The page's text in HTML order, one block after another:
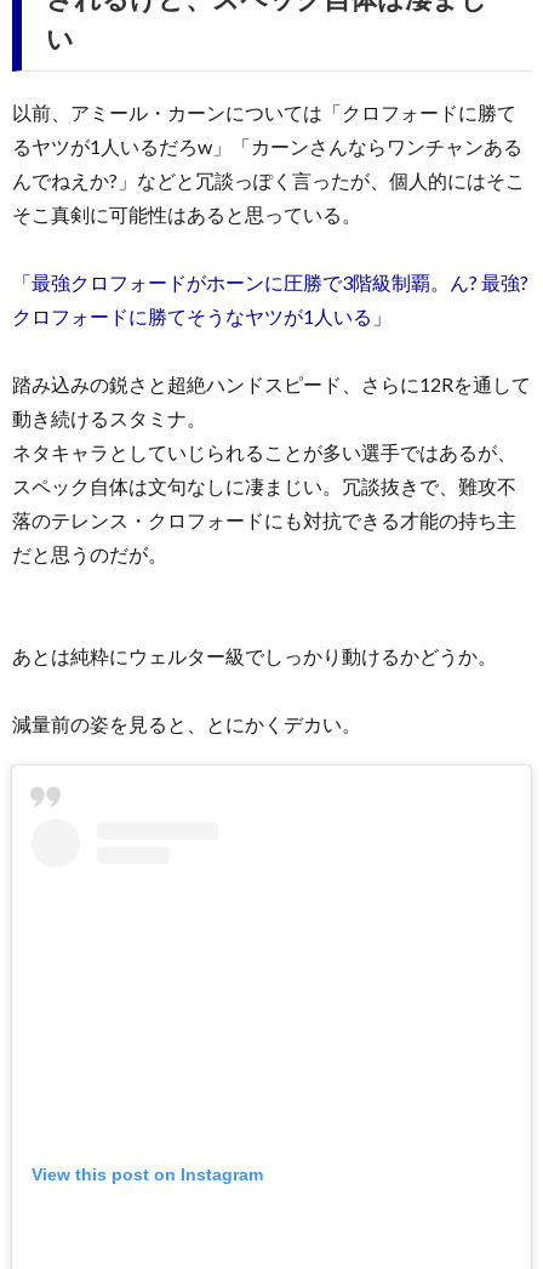
い
以前、アミール・カーンについては「クロフォードに勝て
るヤツが1人いるだろw」「カーンさんならワンチャンある
んでねえか?」などと冗談っぽく言ったが、個人的にはそこ
そこ真剣に可能性はあると思っている。
「最強クロフォードがホーンに圧勝で3階級制覇。ん? 最強?
クロフォードに勝てそうなヤツが1人いる」
踏み込みの鋭さと超絶ハンドスピード、さらに12Rを通して
動き続けるスタミナ。
ネタキャラとしていじられることが多い選手ではあるが、
スペック自体は文句なしに凄まじい。冗談抜きで、難攻不
落のテレンス・クロフォードにも対抗できる才能の持ち主
だと思うのだが。
あとは純粋にウェルター級でしっかり動けるかどうか。
減量前の姿を見ると、とにかくデカい。
View this post on Instagram